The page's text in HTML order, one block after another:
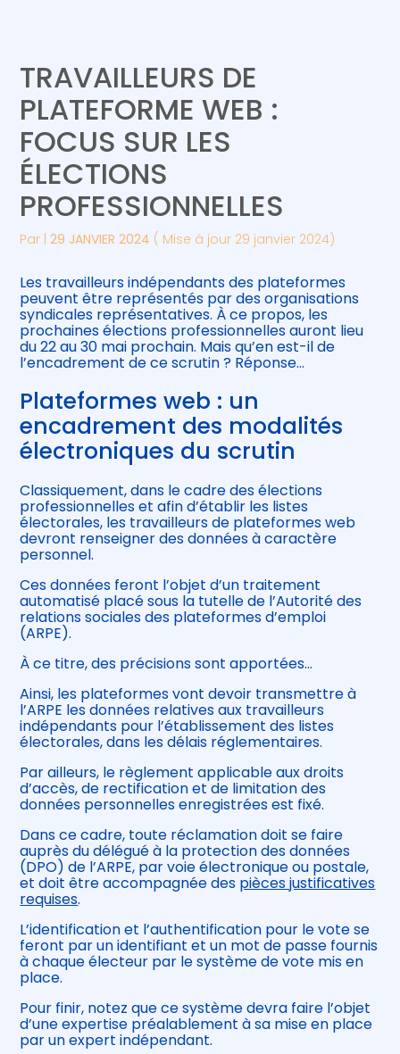
Gérer votre quotidien
Piloter votre entreprise
Développer votre entreprise
Construire votre patrimoine
Être prêt pour la facturation
électronique
Suivre votre comptabilité
Gérer vos ressources humaines
TRAVAILLEURS DE
PLATEFORME WEB :
FOCUS SUR LES
ÉLECTIONS
PROFESSIONNELLES
Par |29 JANVIER 2024 ( Mise à jour 29 janvier 2024)
Les travailleurs indépendants des plateformes
peuvent être représentés par des organisations
syndicales représentatives. À ce propos, les
prochaines élections professionnelles auront lieu
du 22 au 30 mai prochain. Mais qu’en est-il de
l’encadrement de ce scrutin ? Réponse…
Plateformes web : un
encadrement des modalités
électroniques du scrutin
Classiquement, dans le cadre des élections
professionnelles et afin d’établir les listes
électorales, les travailleurs de plateformes web
devront renseigner des données à caractère
personnel.
Ces données feront l’objet d’un traitement
automatisé placé sous la tutelle de l’Autorité des
relations sociales des plateformes d’emploi
(ARPE).
À ce titre, des précisions sont apportées…
Ainsi, les plateformes vont devoir transmettre à
l’ARPE les données relatives aux travailleurs
indépendants pour l’établissement des listes
électorales, dans les délais réglementaires.
Par ailleurs, le règlement applicable aux droits
d’accès, de rectification et de limitation des
données personnelles enregistrées est fixé.
Dans ce cadre, toute réclamation doit se faire
auprès du délégué à la protection des données
(DPO) de l’ARPE, par voie électronique ou postale,
et doit être accompagnée des pièces justificatives
requises.
L’identification et l’authentification pour le vote se
feront par un identifiant et un mot de passe fournis
à chaque électeur par le système de vote mis en
place.
Pour finir, notez que ce système devra faire l’objet
d’une expertise préalablement à sa mise en place
par un expert indépendant.